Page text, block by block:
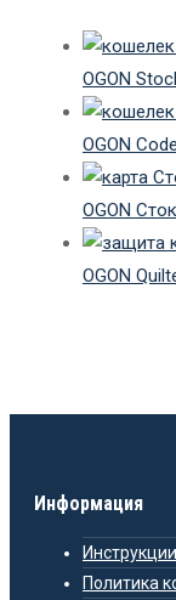
OGON
OGON
OGON
OGON
Информация
Инструкции
Политика